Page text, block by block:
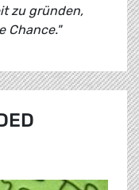
zu gründen,
Chance."